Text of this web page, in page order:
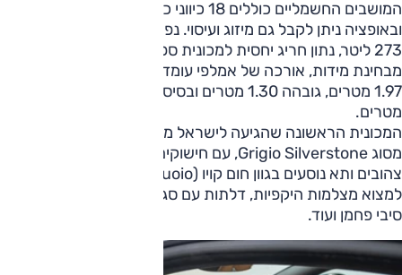
המושבים החשמליים כוללים 18 כיווני כיוון, חימום וזיכרונות,
ובאופציה ניתן לקבל גם מיזוג ועיסוי. נפח תא המטען עומד על
273 ליטר, נתון חריג יחסית למכונית ספורט בקטגוריה הזו.
מטרים.
המכונית הראשונה שהגיעה לישראל מוצגת בצבע אפור מטאלי
מסוג Grigio Silverstone, עם חישוקים בגוון כפול, קאליפרים
למצוא מצלמות היקפיות, דלתות עם סגירה רכה והגה עם שילוב
סיבי פחמן ועוד.